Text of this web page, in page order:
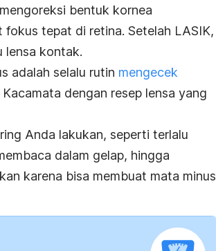
bentuk kornea
tepat di retina. Setelah LASIK,
lensa kontak.
adalah selalu rutin mengecek
dengan resep lensa yang
Anda lakukan, seperti terlalu
dalam gelap, hingga
karena bisa membuat mata minus